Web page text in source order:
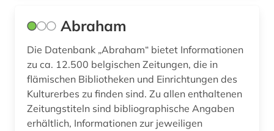
discovery service (1)
diskriminierung (1)
dissertation (2)
Abraham
Die Datenbank „Abraham“ bietet Informationen
zu ca. 12.500 belgischen Zeitungen, die in
flämischen Bibliotheken und Einrichtungen des
Kulturerbes zu finden sind. Zu allen enthaltenen
Zeitungstiteln sind bibliographische Angaben
erhältlich, Informationen zur jeweiligen